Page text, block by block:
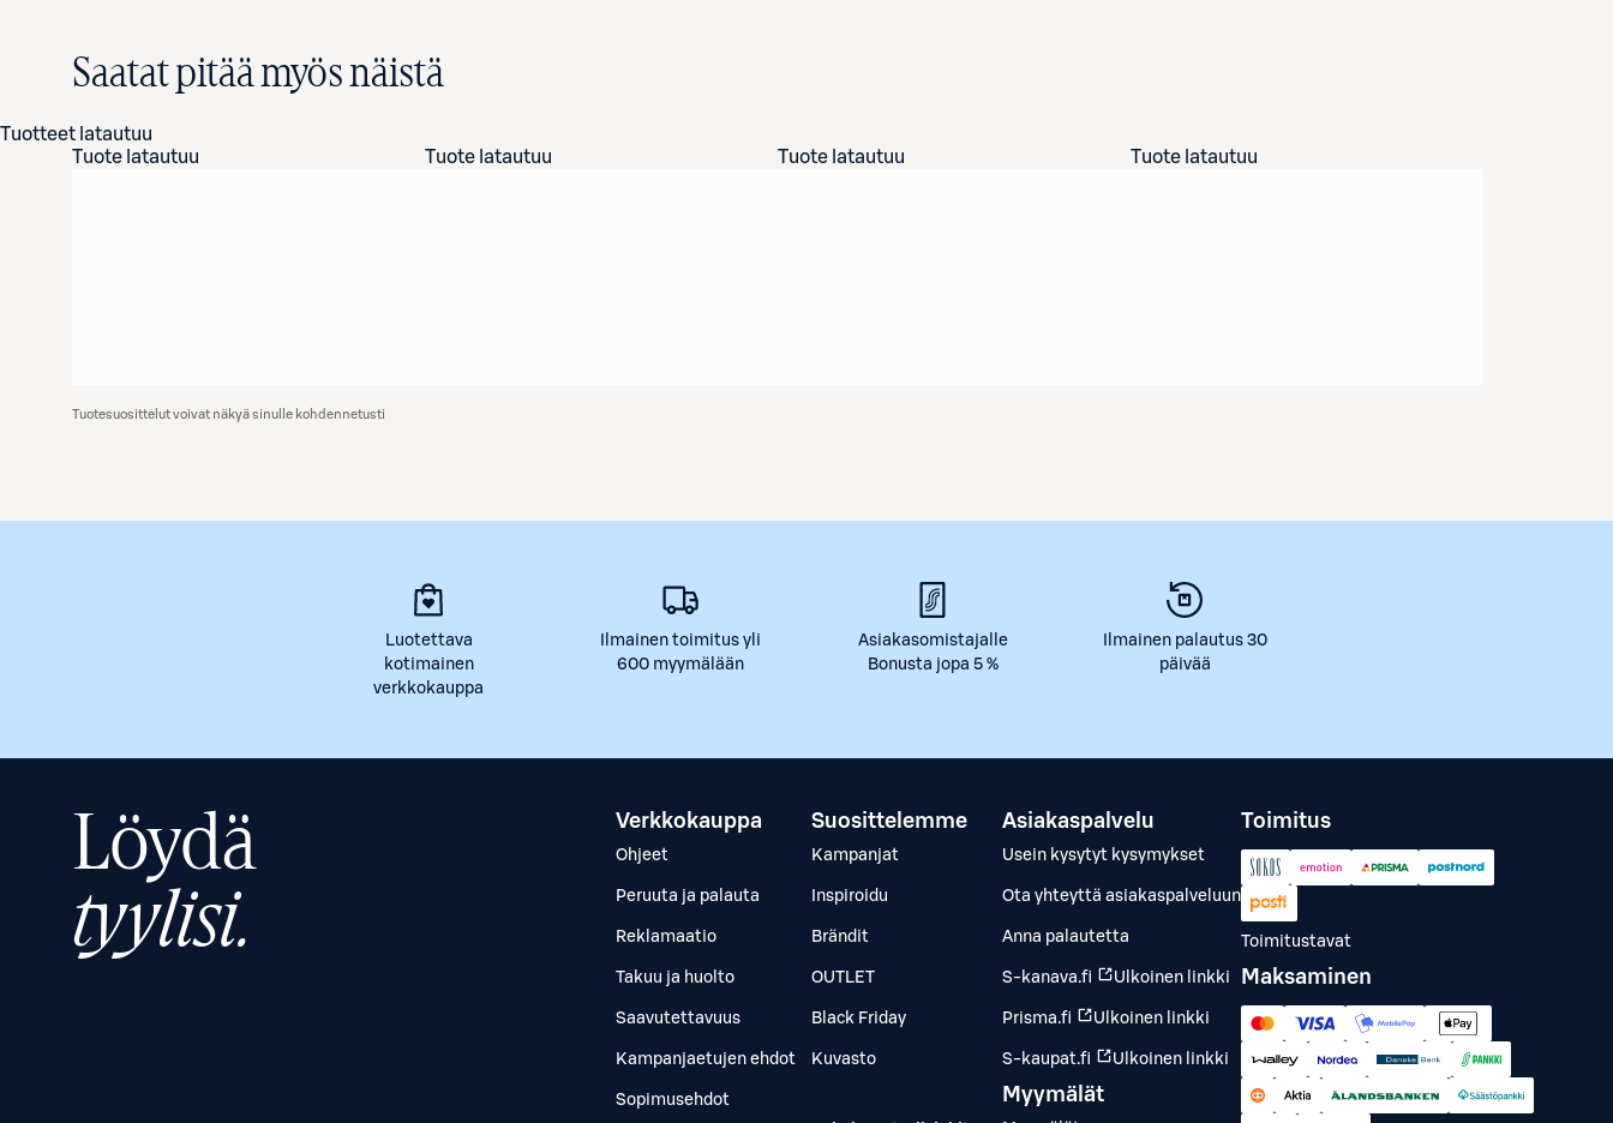
Saatat pitää myös näistä
Tuotteet latautuu
Tuote latautuu
Tuote latautuu Tuote latautuu Tuote latautuu
Tuotesuosittelut voivat näkyä sinulle kohdennetusti
Luotettava
kotimainen
verkkokauppa
Ilmainen toimitus yli
600 myymälään
Asiakasomistajalle
Bonusta jopa 5 %
Ilmainen palautus 30
päivää
Löydä
tyylisi.
Verkkokauppa
Ohjeet
Peruuta ja palauta
Reklamaatio
Takuu ja huolto
Saavutettavuus
Kampanjaetujen ehdot
Sopimusehdot
Suosittelemme
Kampanjat
Inspiroidu
Brändit
OUTLET
Black Friday
Kuvasto
Asiakaspalvelu
Usein kysytyt kysymykset
Ota yhteyttä asiakaspalveluun
Anna palautetta
S-kanava.fi Ulkoinen linkki
Prisma.fi Ulkoinen linkki
S-kaupat.fi Ulkoinen linkki
Myymälät
Toimitus
Toimitustavat
Maksaminen